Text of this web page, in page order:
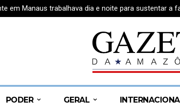
em Manaus trabalhava dia e noite para sustentar a
PODER GERAL